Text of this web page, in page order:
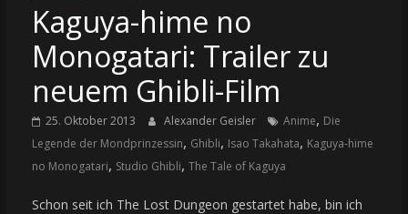
Kaguya-hime no
Monogatari: Trailer zu
neuem Ghibli-Film
25. Oktober 2013 Alexander Geisler Anime, Die
Legende der Mondprinzessin, Ghibli, Isao Takahata, Kaguya-hime
no Monogatari, Studio Ghibli, The Tale of Kaguya
Schon seit ich The Lost Dungeon gestartet habe, bin ich